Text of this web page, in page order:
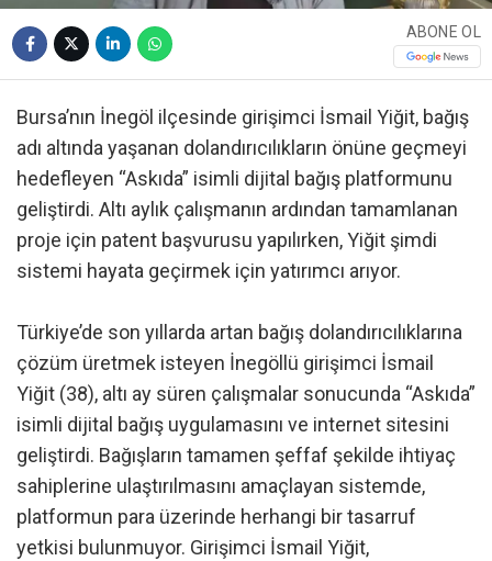
ABONE OL
Bursa’nın İnegöl ilçesinde girişimci İsmail Yiğit, bağış
adı altında yaşanan dolandırıcılıkların önüne geçmeyi
hedefleyen “Askıda” isimli dijital bağış platformunu
geliştirdi. Altı aylık çalışmanın ardından tamamlanan
proje için patent başvurusu yapılırken, Yiğit şimdi
sistemi hayata geçirmek için yatırımcı arıyor.
Türkiye’de son yıllarda artan bağış dolandırıcılıklarına
çözüm üretmek isteyen İnegöllü girişimci İsmail
Yiğit (38), altı ay süren çalışmalar sonucunda “Askıda”
isimli dijital bağış uygulamasını ve internet sitesini
geliştirdi. Bağışların tamamen şeffaf şekilde ihtiyaç
sahiplerine ulaştırılmasını amaçlayan sistemde,
platformun para üzerinde herhangi bir tasarruf
yetkisi bulunmuyor. Girişimci İsmail Yiğit,